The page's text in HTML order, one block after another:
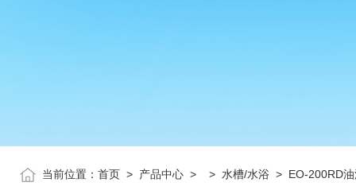
当前位置： 首页 > 产品中心 > > 水槽/水浴 > EO-200RD油